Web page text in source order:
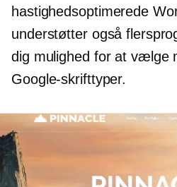
hastighedsoptimerede
understøtter også
dig mulighed for at vælge
Google-skrifttyper.